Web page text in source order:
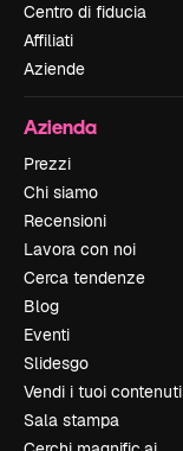
Centro di fiducia
Affiliati
Aziende
Azienda
Prezzi
Chi siamo
Recensioni
Lavora con noi
Cerca tendenze
Blog
Eventi
Slidesgo
Vendi i tuoi contenuti
Sala stampa